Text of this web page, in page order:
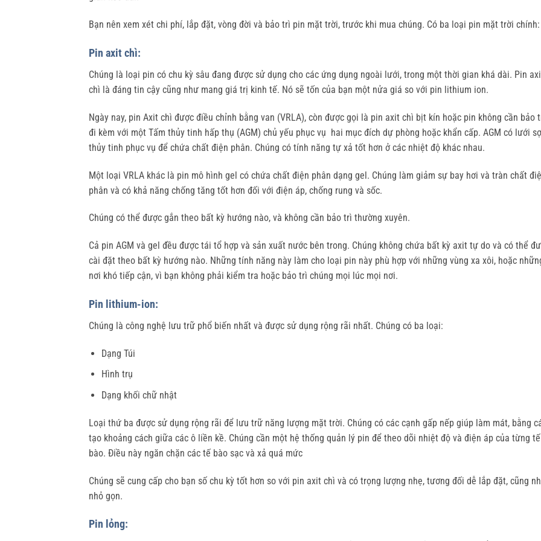
Bạn nên xem xét chi phí, lắp đặt, vòng đời và bảo trì pin mặt trời, trước khi mua chúng. Có ba loại pin mặt trời chính:
Pin axit chì:
Chúng là loại pin có chu kỳ sâu đang được sử dụng cho các ứng dụng ngoài lưới, trong một thời gian khá dài. Pin
chì là đáng tin cậy cũng như mang giá trị kinh tế. Nó sẽ tốn của bạn một nửa giá so với pin lithium ion.
Ngày nay, pin Axit chì được điều chỉnh bằng van (VRLA), còn được gọi là pin axit chì bịt kín hoặc pin không cần bảo
đi kèm với một Tấm thủy tinh hấp thụ (AGM) chủ yếu phục vụ hai mục đích dự phòng hoặc khẩn cấp. AGM có lưới
thủy tinh phục vụ để chứa chất điện phân. Chúng có tính năng tự xả tốt hơn ở các nhiệt độ khác nhau.
Một loại VRLA khác là pin mô hình gel có chứa chất điện phân dạng gel. Chúng làm giảm sự bay hơi và tràn chất
phân và có khả năng chống tăng tốt hơn đối với điện áp, chống rung và sốc.
Chúng có thể được gắn theo bất kỳ hướng nào, và không cần bảo trì thường xuyên.
Cả pin AGM và gel đều được tái tổ hợp và sản xuất nước bên trong. Chúng không chứa bất kỳ axit tự do và có thể
cài đặt theo bất kỳ hướng nào. Những tính năng này làm cho loại pin này phù hợp với những vùng xa xôi, hoặc
nơi khó tiếp cận, vì bạn không phải kiểm tra hoặc bảo trì chúng mọi lúc mọi nơi.
Pin lithium-ion:
Chúng là công nghệ lưu trữ phổ biến nhất và được sử dụng rộng rãi nhất. Chúng có ba loại:
Dạng Túi
Hình trụ
Dạng khối chữ nhật
Loại thứ ba được sử dụng rộng rãi để lưu trữ năng lượng mặt trời. Chúng có các cạnh gấp nếp giúp làm mát, bằng
tạo khoảng cách giữa các ô liền kề. Chúng cần một hệ thống quản lý pin để theo dõi nhiệt độ và điện áp của từng tế
bào. Điều này ngăn chặn các tế bào sạc và xả quá mức
Chúng sẽ cung cấp cho bạn số chu kỳ tốt hơn so với pin axit chì và có trọng lượng nhẹ, tương đối dễ lắp đặt, cũng
nhỏ gọn.
Pin lỏng: